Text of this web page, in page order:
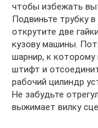
чтобы избежать
Подвиньте трубку
открутите две
кузову машины.
шарнир, к
штифт и
рабочий цилиндр
Не забудьте
выжимает вилку